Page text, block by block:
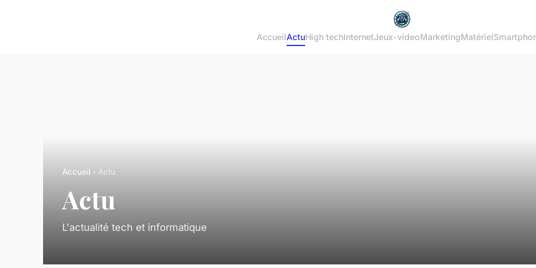
AccueilActuHigh techInternetJeux-videoMarketingMatériel
Accueil › Actu
Actu
L'actualité tech et informatique